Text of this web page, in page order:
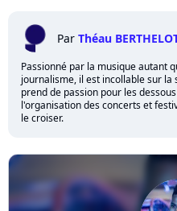
Par Théau
Passionné par la musique autant
journalisme, il est incollable sur la
prend de passion pour les
l'organisation des concerts et
le croiser.